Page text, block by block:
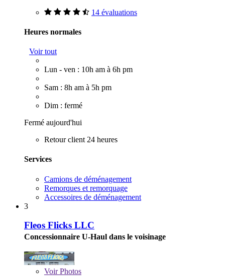
14 évaluations
Heures normales
Voir tout
Lun - ven : 10h am à 6h pm
Sam : 8h am à 5h pm
Dim : fermé
Fermé aujourd'hui
Retour client 24 heures
Services
Camions de déménagement
Remorques et remorquage
Accessoires de déménagement
3
Fleos Flicks LLC
Concessionnaire U-Haul dans le voisinage
VoirPhotos